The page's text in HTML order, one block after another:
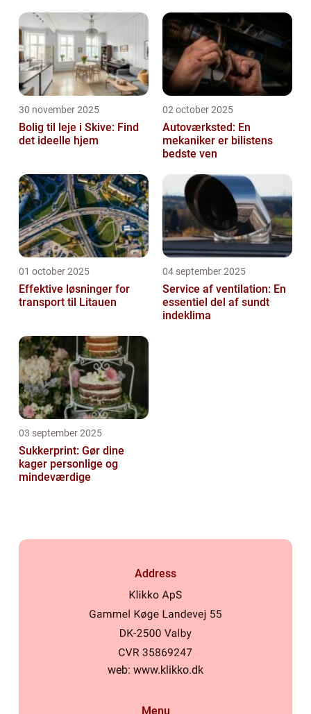
30 november 2025
Bolig til leje i Skive: Find
det ideelle hjem
02 october 2025
Autoværksted: En
mekaniker er bilistens
bedste ven
01 october 2025
Effektive løsninger for
transport til Litauen
04 september 2025
Service af ventilation: En
essentiel del af sundt
indeklima
03 september 2025
Sukkerprint: Gør dine
kager personlige og
mindeværdige
Address
web: www.klikko.dk
Menu